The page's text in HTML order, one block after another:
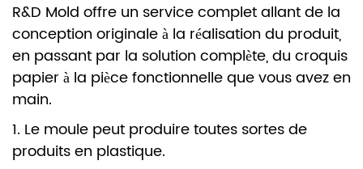
R&D Mold offre un service complet allant de la
conception originale à la réalisation du produit,
en passant par la solution complète, du croquis
papier à la pièce fonctionnelle que vous avez en
main.
1. Le moule peut produire toutes sortes de
produits en plastique.